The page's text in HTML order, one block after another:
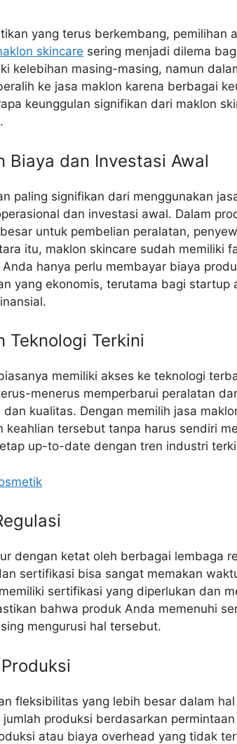
yang terus berkembang, pemilihan
skincare sering menjadi dilema
kelebihan masing-masing, namun
ke jasa maklon karena berbagai
keunggulan signifikan dari maklon
Biaya dan Investasi Awal
paling signifikan dari menggunakan
dan investasi awal. Dalam
untuk pembelian peralatan,
itu, maklon skincare sudah memiliki
hanya perlu membayar biaya
yang ekonomis, terutama bagi startup
Teknologi Terkini
memiliki akses ke teknologi
menerus memperbarui peralatan
kualitas. Dengan memilih jasa
keahlian tersebut tanpa harus sendiri
up-to-date dengan tren industri
dengan ketat oleh berbagai lembaga
sertifikasi bisa sangat memakan
sertifikasi yang diperlukan dan
bahwa produk Anda memenuhi
mengurusi hal tersebut.
fleksibilitas yang lebih besar dalam
produksi berdasarkan
atau biaya overhead yang tidak